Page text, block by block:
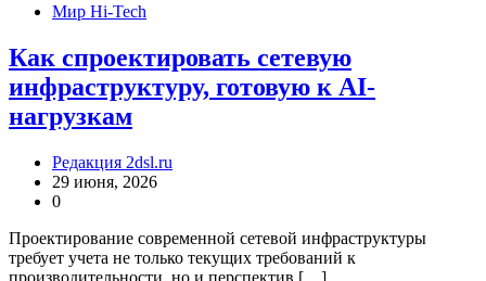
Мир Hi-Tech
Как спроектировать сетевую
инфраструктуру, готовую к AI-
нагрузкам
Редакция 2dsl.ru
29 июня, 2026
0
Проектирование современной сетевой инфраструктуры
требует учета не только текущих требований к
производительности, но и перспектив […]